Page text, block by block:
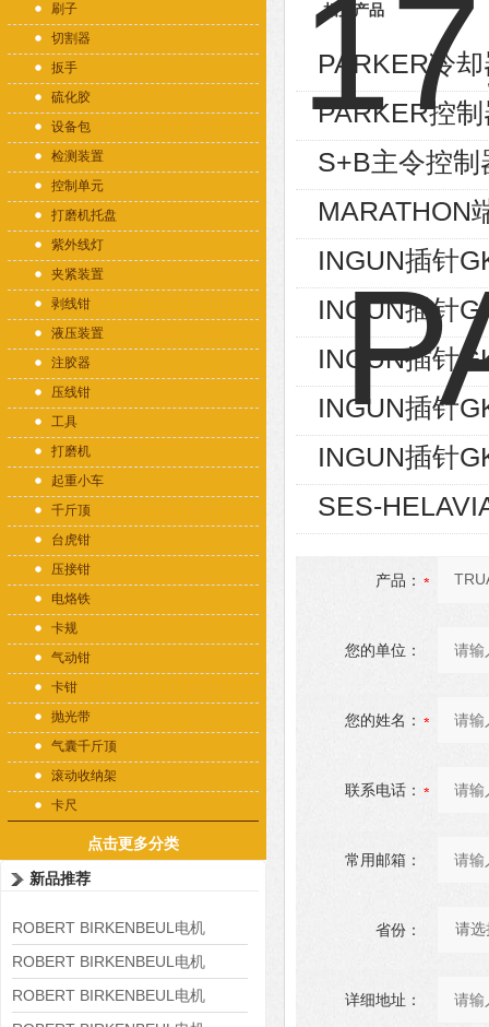
刷子
切割器
扳手
硫化胶
设备包
检测装置
控制单元
打磨机托盘
紫外线灯
夹紧装置
剥线钳
液压装置
注胶器
压线钳
工具
打磨机
起重小车
千斤顶
台虎钳
压接钳
电烙铁
卡规
气动钳
卡钳
抛光带
气囊千斤顶
滚动收纳架
卡尺
点击更多分类
新品推荐
ROBERT BIRKENBEUL电机
8APE225M-4-IE3
ROBERT BIRKENBEUL电机
8APE180L-4 IE3
ROBERT BIRKENBEUL电机
相关产品
PARKER冷
PARKER控
S+B主令控
MARATHON
INGUN插针
INGUN插针
INGUN插针
INGUN插针
INGUN插针
SES-
产品：
您的单位：
您的姓名：
联系电话：
常用邮箱：
省份：
详细地址：